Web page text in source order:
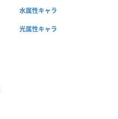
水属性キャラ
光属性キャラ